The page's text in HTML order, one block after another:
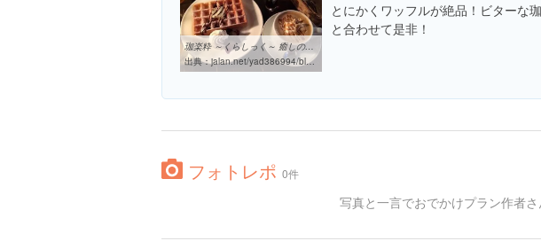
珈楽粋 ～くらしっく～ 癒しのカフェ/休暇村 南淡路のブログ - 宿泊 ...
出典：jalan.net/yad386994/blog/entry0003177192.html
とにかくワッフルが絶品！ビターな
と合わせて是非！
フォトレポ 0件
写真と一言でおでかけプラン作者